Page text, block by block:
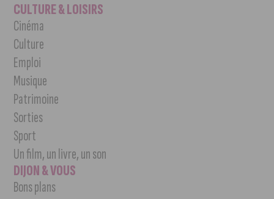
CULTURE & LOISIRS
Cinéma
Culture
Emploi
Musique
Patrimoine
Sorties
Sport
Un film, un livre, un son
DIJON & VOUS
Bons plans